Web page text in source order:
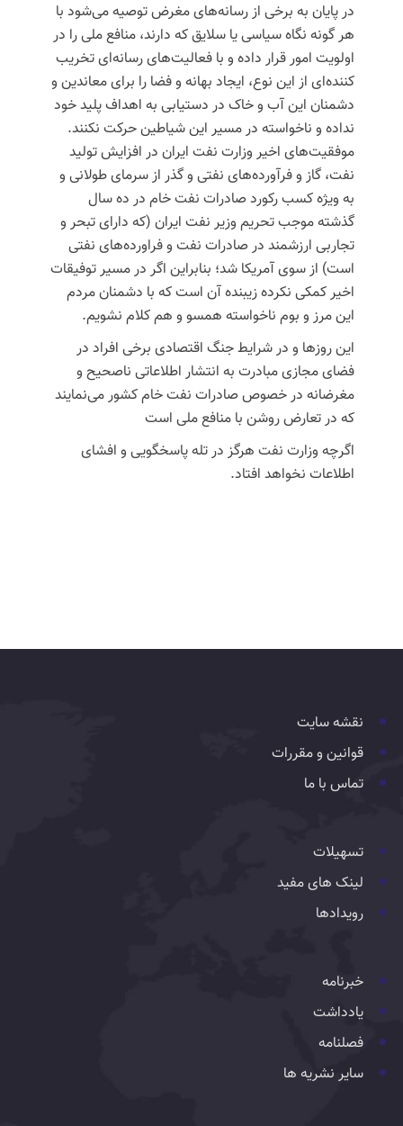
در پایان به برخی از رسانه‌های مغرض توصیه می‌شود با
هر گونه نگاه سیاسی یا سلایق که دارند، منافع ملی را در
اولویت امور قرار داده و با فعالیت‌های رسانه‌ای تخریب
کننده‌ای از این نوع، ایجاد بهانه و فضا را برای معاندین و
دشمنان این آب و خاک در دستیابی به اهداف پلید خود
نداده و ناخواسته در مسیر این شیاطین حرکت نکنند.
موفقیت‌های اخیر وزارت نفت ایران در افزایش تولید
نفت، گاز و فرآورده‌های نفتی و گذر از سرمای طولانی و
به ویژه کسب رکورد صادرات نفت خام در ده سال
گذشته موجب تحریم وزیر نفت ایران (که دارای تبحر و
تجاربی ارزشمند در صادرات نفت و فراورده‌های نفتی
است) از سوی آمریکا شد؛ بنابراین اگر در مسیر توفیقات
اخیر کمکی نکرده زیبنده آن است که با دشمنان مردم
این مرز و بوم ناخواسته همسو و هم کلام نشویم.
این روزها و در شرایط جنگ اقتصادی برخی افراد در
فضای مجازی مبادرت به انتشار اطلاعاتی ناصحیح و
مغرضانه در خصوص صادرات نفت خام کشور می‌نمایند
که در تعارض روشن با منافع ملی است
اگرچه وزارت نفت هرگز در تله پاسخگویی و افشای
اطلاعات نخواهد افتاد.
نقشه سایت
قوانین و مقررات
تماس با ما
تسهیلات
لینک های مفید
رویدادها
خبرنامه
یادداشت
فصلنامه
سایر نشریه ها